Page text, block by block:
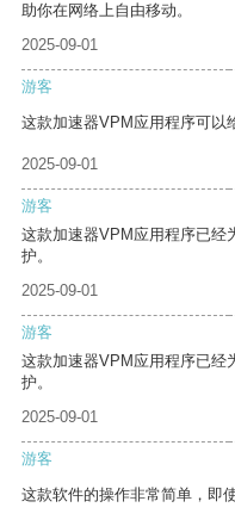
助你在网络上自由移动。
2025-09-01
游客
这款加速器VPM应用程序可以
2025-09-01
游客
这款加速器VPM应用程序已经
护。
2025-09-01
游客
这款加速器VPM应用程序已经
护。
2025-09-01
游客
这款软件的操作非常简单，即